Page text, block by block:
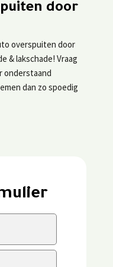
door
overspuiten door
& lakschade! Vraag
onderstaand
dan zo spoedig